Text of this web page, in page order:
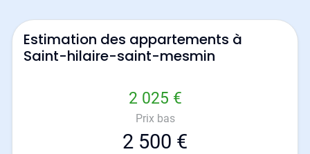
Estimation des appartements à
Saint-hilaire-saint-mesmin
2 025 €
Prix bas
2 500 €